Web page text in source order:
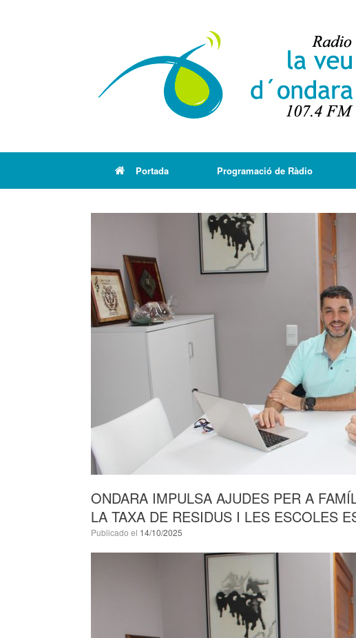
Portada Programació de Ràdio
ONDARA IMPULSA AJUDES PER A
LA TAXA DE RESIDUS I LES ESCOLES
Publicado el 14/10/2025